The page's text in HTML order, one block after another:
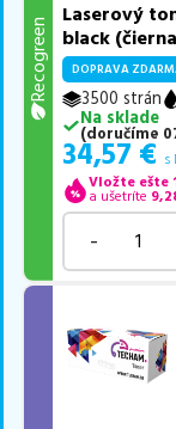
Recogreen
Laserový
black
DOPRAVA
3500 strán
Na sklade
(doručíme
34,57 € s
Vložte ešte
a ušetríte
-